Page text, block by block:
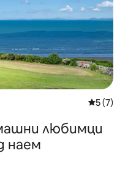
Средна
5 (7)
любимци
наем